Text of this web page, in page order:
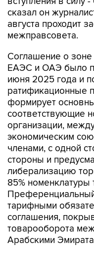
сказал он
августа проходит
межправсовета.
Соглашение о
ЕАЭС и ОАЭ было
июня 2025 года и
ратификационные
формирует
соответствующие
организации,
экономическим
членами, с одной
стороны и
либерализацию
85% номенклатуры
тарифными
соглашения,
товарооборота
Арабскими